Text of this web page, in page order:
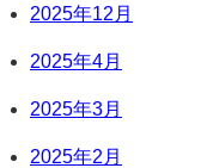
2025年12月
2025年4月
2025年3月
2025年2月